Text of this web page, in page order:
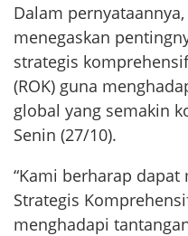
Dalam
menegaskan
strategis
(ROK) guna
global yang semakin
Senin (27/10).
“Kami berharap
Strategis
menghadapi